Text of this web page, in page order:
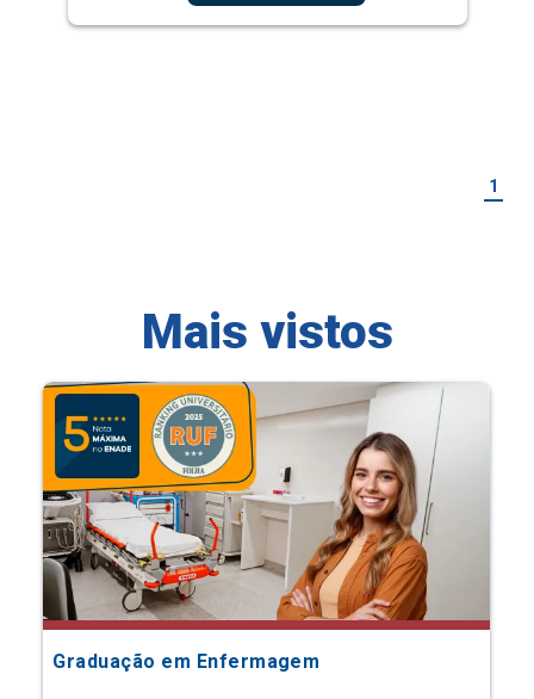
1
Mais vistos
Graduação em Enfermagem